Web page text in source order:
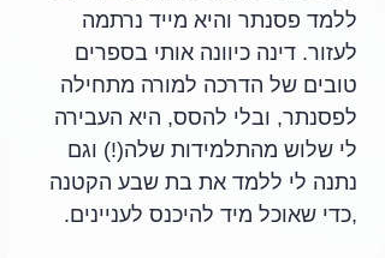
ללמד פסנתר והיא מייד נרתמה
לעזור. דינה כיוונה אותי בספרים
טובים של הדרכה למורה מתחילה
לפסנתר, ובלי להסס, היא העבירה
לי שלוש מהתלמידות שלה(!) וגם
נתנה לי ללמד את בת שבע הקטנה
,כדי שאוכל מיד להיכנס לעניינים.